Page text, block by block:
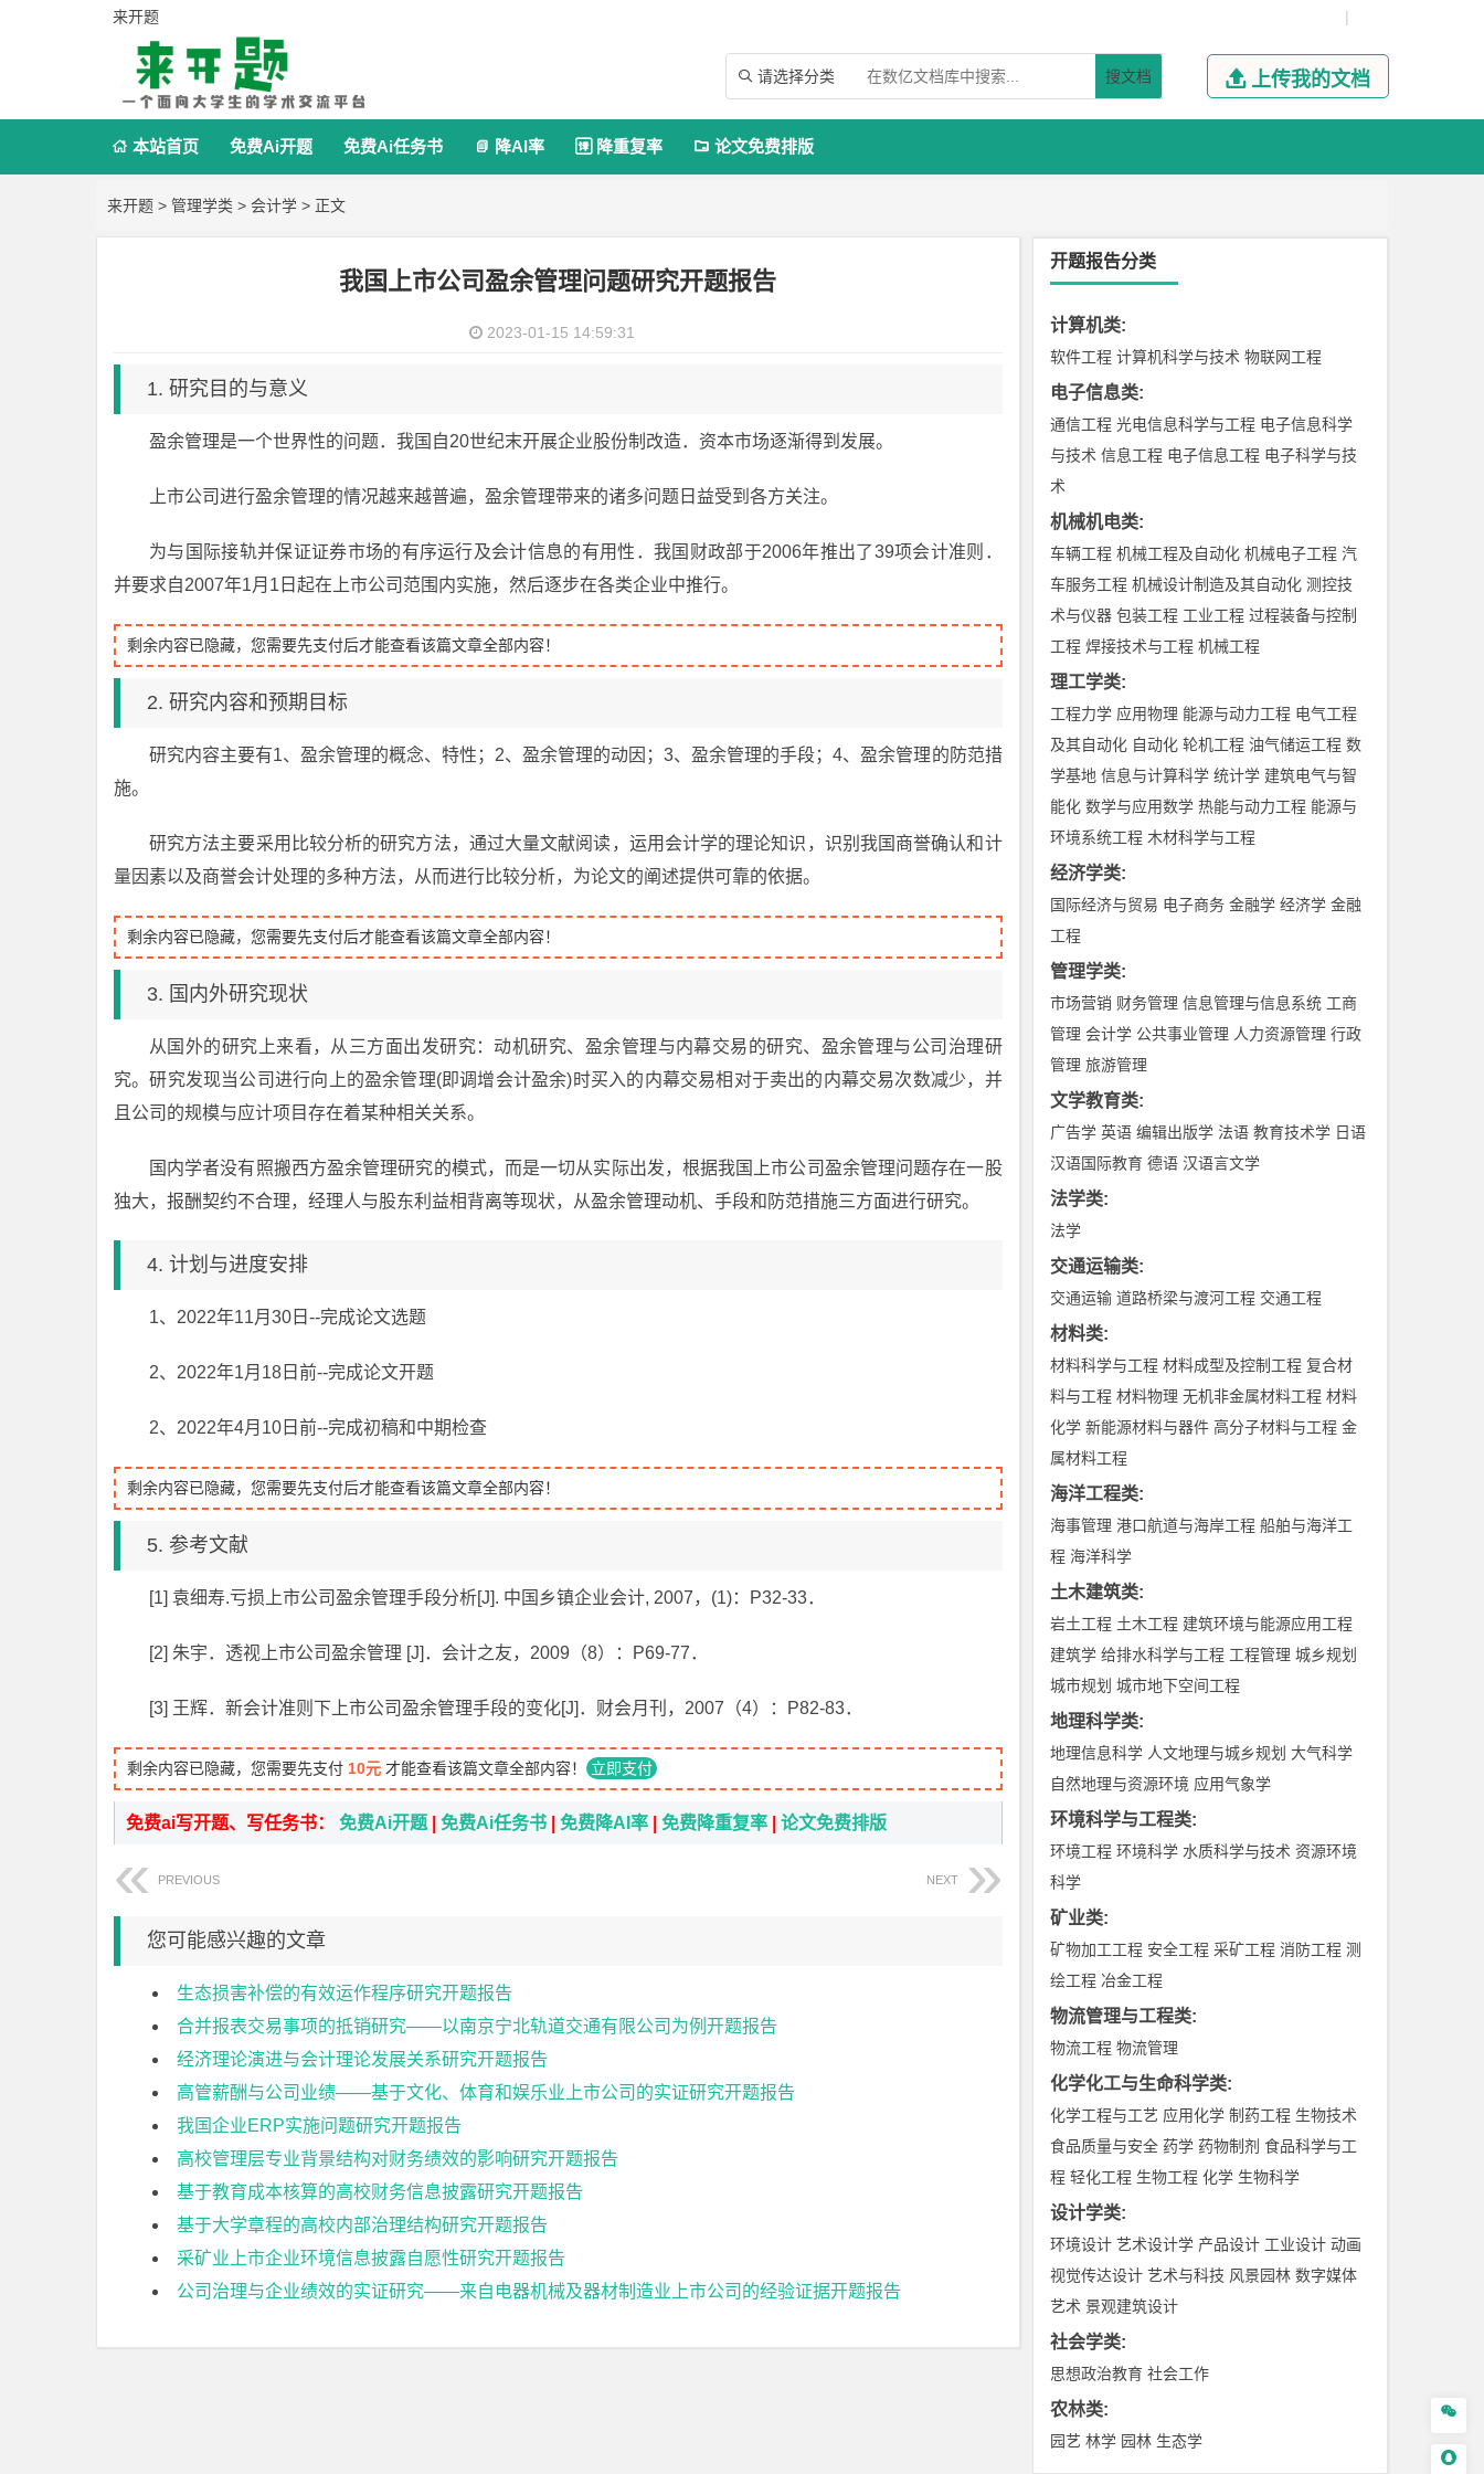
来开题 |
 请选择分类 搜文档  上传我的文档
 本站首页 免费Ai开题 免费Ai任务书  降AI率  降重复率  论文免费排版
来开题 > 管理学类 > 会计学 > 正文
我国上市公司盈余管理问题研究开题报告
2023-01-15 14:59:31
1. 研究目的与意义
盈余管理是一个世界性的问题．我国自20世纪末开展企业股份制改造．资本市场逐渐得到发展。
上市公司进行盈余管理的情况越来越普遍，盈余管理带来的诸多问题日益受到各方关注。
为与国际接轨并保证证券市场的有序运行及会计信息的有用性．我国财政部于2006年推出了39项会计准则．
并要求自2007年1月1日起在上市公司范围内实施，然后逐步在各类企业中推行。
剩余内容已隐藏，您需要先支付后才能查看该篇文章全部内容！
2. 研究内容和预期目标
研究内容主要有1、盈余管理的概念、特性；2、盈余管理的动因；3、盈余管理的手段；4、盈余管理的防范措
施。
研究方法主要采用比较分析的研究方法，通过大量文献阅读，运用会计学的理论知识，识别我国商誉确认和计
量因素以及商誉会计处理的多种方法，从而进行比较分析，为论文的阐述提供可靠的依据。
剩余内容已隐藏，您需要先支付后才能查看该篇文章全部内容！
3. 国内外研究现状
从国外的研究上来看，从三方面出发研究：动机研究、盈余管理与内幕交易的研究、盈余管理与公司治理研
究。研究发现当公司进行向上的盈余管理(即调增会计盈余)时买入的内幕交易相对于卖出的内幕交易次数减少，并
且公司的规模与应计项目存在着某种相关关系。
国内学者没有照搬西方盈余管理研究的模式，而是一切从实际出发，根据我国上市公司盈余管理问题存在一股
独大，报酬契约不合理，经理人与股东利益相背离等现状，从盈余管理动机、手段和防范措施三方面进行研究。
4. 计划与进度安排
1、2022年11月30日--完成论文选题
2、2022年1月18日前--完成论文开题
2、2022年4月10日前--完成初稿和中期检查
剩余内容已隐藏，您需要先支付后才能查看该篇文章全部内容！
5. 参考文献
[1] 袁细寿.亏损上市公司盈余管理手段分析[J]. 中国乡镇企业会计, 2007，(1)：P32-33．
[2] 朱宇．透视上市公司盈余管理 [J]．会计之友，2009（8）：P69-77．
[3] 王辉．新会计准则下上市公司盈余管理手段的变化[J]．财会月刊，2007（4）：P82-83．
剩余内容已隐藏，您需要先支付 10元 才能查看该篇文章全部内容！ 立即支付
免费ai写开题、写任务书： 免费Ai开题 免费Ai任务书 免费降AI率 免费降重复率 论文免费排版
PREVIOUS NEXT
您可能感兴趣的文章
生态损害补偿的有效运作程序研究开题报告
合并报表交易事项的抵销研究——以南京宁北轨道交通有限公司为例开题报告
经济理论演进与会计理论发展关系研究开题报告
高管薪酬与公司业绩——基于文化、体育和娱乐业上市公司的实证研究开题报告
我国企业ERP实施问题研究开题报告
高校管理层专业背景结构对财务绩效的影响研究开题报告
基于教育成本核算的高校财务信息披露研究开题报告
基于大学章程的高校内部治理结构研究开题报告
采矿业上市企业环境信息披露自愿性研究开题报告
公司治理与企业绩效的实证研究——来自电器机械及器材制造业上市公司的经验证据开题报告
开题报告分类
计算机类:
软件工程 计算机科学与技术 物联网工程
电子信息类:
通信工程 光电信息科学与工程 电子信息科学
与技术 信息工程 电子信息工程 电子科学与技
术
机械机电类:
车辆工程 机械工程及自动化 机械电子工程 汽
车服务工程 机械设计制造及其自动化 测控技
术与仪器 包装工程 工业工程 过程装备与控制
工程 焊接技术与工程 机械工程
理工学类:
工程力学 应用物理 能源与动力工程 电气工程
及其自动化 自动化 轮机工程 油气储运工程 数
学基地 信息与计算科学 统计学 建筑电气与智
能化 数学与应用数学 热能与动力工程 能源与
环境系统工程 木材科学与工程
经济学类:
国际经济与贸易 电子商务 金融学 经济学 金融
工程
管理学类:
市场营销 财务管理 信息管理与信息系统 工商
管理 会计学 公共事业管理 人力资源管理 行政
管理 旅游管理
文学教育类:
广告学 英语 编辑出版学 法语 教育技术学 日语
汉语国际教育 德语 汉语言文学
法学类:
法学
交通运输类:
交通运输 道路桥梁与渡河工程 交通工程
材料类:
材料科学与工程 材料成型及控制工程 复合材
料与工程 材料物理 无机非金属材料工程 材料
化学 新能源材料与器件 高分子材料与工程 金
属材料工程
海洋工程类:
海事管理 港口航道与海岸工程 船舶与海洋工
程 海洋科学
土木建筑类:
岩土工程 土木工程 建筑环境与能源应用工程
建筑学 给排水科学与工程 工程管理 城乡规划
城市规划 城市地下空间工程
地理科学类:
地理信息科学 人文地理与城乡规划 大气科学
自然地理与资源环境 应用气象学
环境科学与工程类:
环境工程 环境科学 水质科学与技术 资源环境
科学
矿业类:
矿物加工工程 安全工程 采矿工程 消防工程 测
绘工程 冶金工程
物流管理与工程类:
物流工程 物流管理
化学化工与生命科学类:
化学工程与工艺 应用化学 制药工程 生物技术
食品质量与安全 药学 药物制剂 食品科学与工
程 轻化工程 生物工程 化学 生物科学
设计学类:
环境设计 艺术设计学 产品设计 工业设计 动画
视觉传达设计 艺术与科技 风景园林 数字媒体
艺术 景观建筑设计
社会学类:
思想政治教育 社会工作
农林类:
园艺 林学 园林 生态学

